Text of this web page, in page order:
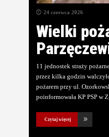
24 czerwca 2026
Wielki
11 jednostek straży
przez kilka godzin
pożarem przy ul.
poinformowała KP PSP w
Czytaj więcej